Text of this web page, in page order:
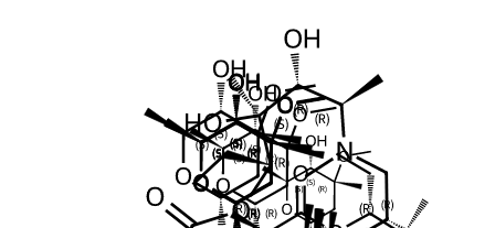
Azithromycin EP Impurity N